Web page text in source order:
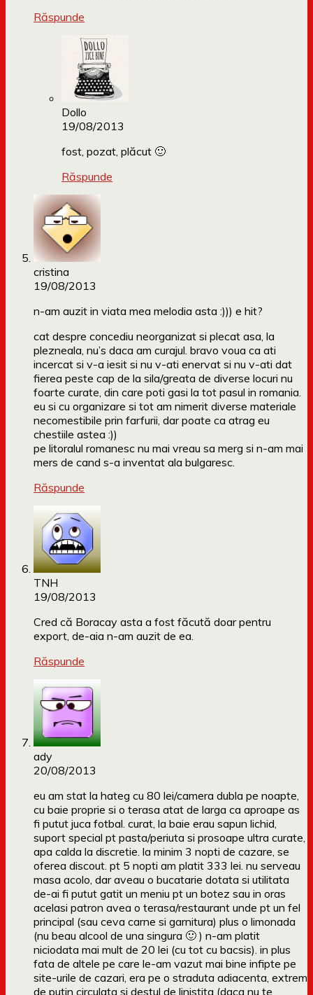
Răspunde
Dollo
19/08/2013
fost, pozat, plăcut 🙂
Răspunde
cristina
19/08/2013
n-am auzit in viata mea melodia asta :))) e hit?
cat despre concediu neorganizat si plecat asa, la
plezneala, nu’s daca am curajul. bravo voua ca ati
incercat si v-a iesit si nu v-ati enervat si nu v-ati dat
fierea peste cap de la sila/greata de diverse locuri nu
foarte curate, din care poti gasi la tot pasul in romania.
eu si cu organizare si tot am nimerit diverse materiale
necomestibile prin farfurii, dar poate ca atrag eu
chestiile astea :))
pe litoralul romanesc nu mai vreau sa merg si n-am mai
mers de cand s-a inventat ala bulgaresc.
Răspunde
TNH
19/08/2013
Cred că Boracay asta a fost făcută doar pentru
export, de-aia n-am auzit de ea.
Răspunde
ady
20/08/2013
eu am stat la hateg cu 80 lei/camera dubla pe noapte,
cu baie proprie si o terasa atat de larga ca aproape as
fi putut juca fotbal. curat, la baie erau sapun lichid,
suport special pt pasta/periuta si prosoape ultra curate,
apa calda la discretie. la minim 3 nopti de cazare, se
oferea discout. pt 5 nopti am platit 333 lei. nu serveau
masa acolo, dar aveau o bucatarie dotata si utilitata
de-ai fi putut gatit un meniu pt un botez sau in oras
acelasi patron avea o terasa/restaurant unde pt un fel
principal (sau ceva carne si garnitura) plus o limonada
(nu beau alcool de una singura 🙂 ) n-am platit
niciodata mai mult de 20 lei (cu tot cu bacsis). in plus
fata de altele pe care le-am vazut mai bine infipte pe
site-urile de cazari, era pe o straduta adiacenta, extrem
de putin circulata si destul de linistita (daca nu te